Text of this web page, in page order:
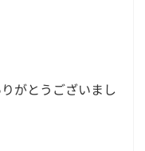
がとうございまし